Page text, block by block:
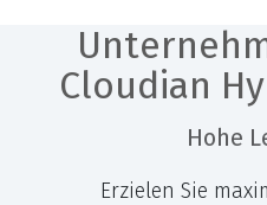
Cloudian
Hohe
Erzielen Sie